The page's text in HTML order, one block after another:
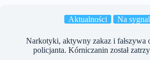
Aktualności Na
Narkotyki, aktywny zakaz i fałszywa
policjanta. Kórniczanin został